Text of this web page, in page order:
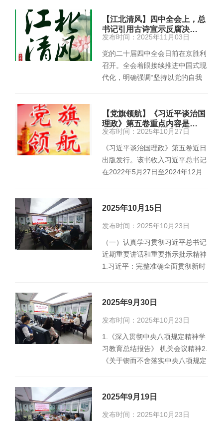
【江北清风】四中全会上，总
书记引用古诗宣示反腐决…
发布时间：2025年11月03日
党的二十届四中全会日前在京胜利
召开。全会着眼接续推进中国式现
代化，明确强调“坚持以党的自我
【党旗领航】《习近平谈治国
理政》第五卷重点内容是…
发布时间：2025年10月27日
《习近平谈治国理政》第五卷近日
出版发行。该书收入习近平总书记
在2022年5月27日至2024年12月
2025年10月15日
发布时间：2025年10月23日
（一）认真学习贯彻习近平总书记
近期重要讲话和重要指示批示精神
1.习近平：完整准确全面贯彻新时
2025年9月30日
发布时间：2025年10月23日
1.《深入贯彻中央八项规定精神学
习教育总结报告》 机关会议精神2.
《关于锲而不舍落实中央八项规定
2025年9月19日
发布时间：2025年10月23日